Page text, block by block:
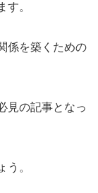
す。
係を築くための
見の記事となっ
う。